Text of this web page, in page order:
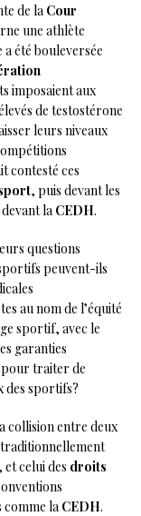
de la Cour
une athlète
été bouleversée
imposaient aux
de testostérone
leurs niveaux
contesté ces
, puis devant les
la CEDH.
questions
peuvent-ils
au nom de l’équité
sportif, avec le
garanties
pour traiter de
des sportifs?
collision entre deux
celui des droits
la CEDH.